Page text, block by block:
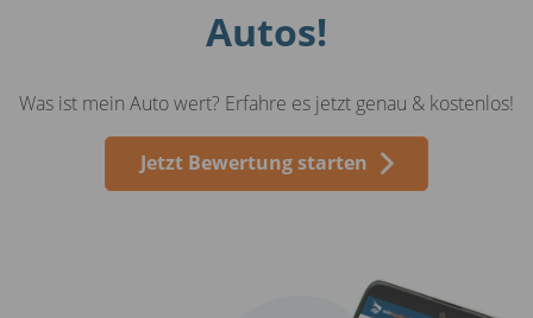
Autos!
Was ist mein Auto wert? Erfahre es jetzt genau & kostenlos!
Jetzt Bewertung starten